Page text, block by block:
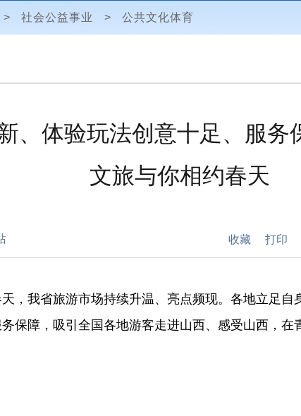
> 社会公益事业 > 公共文化体育
、体验玩法创意十足、服
文旅与你相约春天
收藏 打印
，我省旅游市场持续升温、亮点频现。各地立足
保障，吸引全国各地游客走进山西、感受山西，